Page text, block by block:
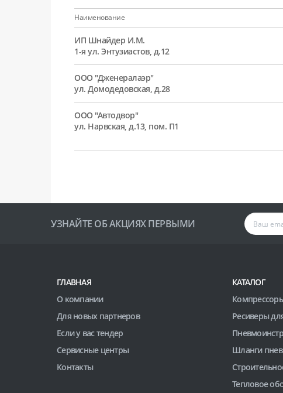
Наименование
ИП Шнайдер И.М.
1-я ул. Энтузиастов, д.12
ООО "Дженералаэр"
ул. Домодедовская, д.28
ООО "Автодвор"
ул. Нарвская, д.13, пом. П1
УЗНАЙТЕ ОБ АКЦИЯХ ПЕРВЫМИ
ГЛАВНАЯ
О компании
Для новых партнеров
Если у вас тендер
Сервисные центры
Контакты
КАТАЛОГ
Ресиверы
Шланги
Тепловое